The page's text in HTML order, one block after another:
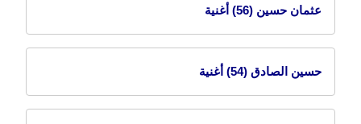
عثمان حسين (56) أغنية
حسين الصادق (54) أغنية